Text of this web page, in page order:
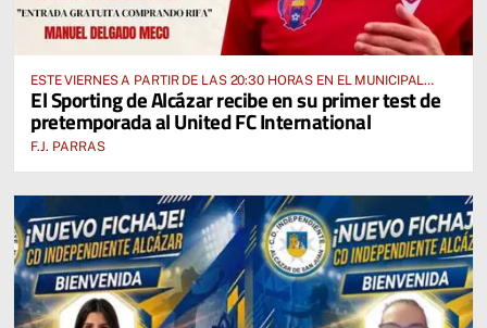
ESTE VIERNES A PARTIR DE LAS 20:30 HORAS EN EL MUNICIPAL
“MANUEL DELGADO MECO”
El Sporting de Alcázar recibe en su primer test de
pretemporada al United FC International
F.J. PARRAS